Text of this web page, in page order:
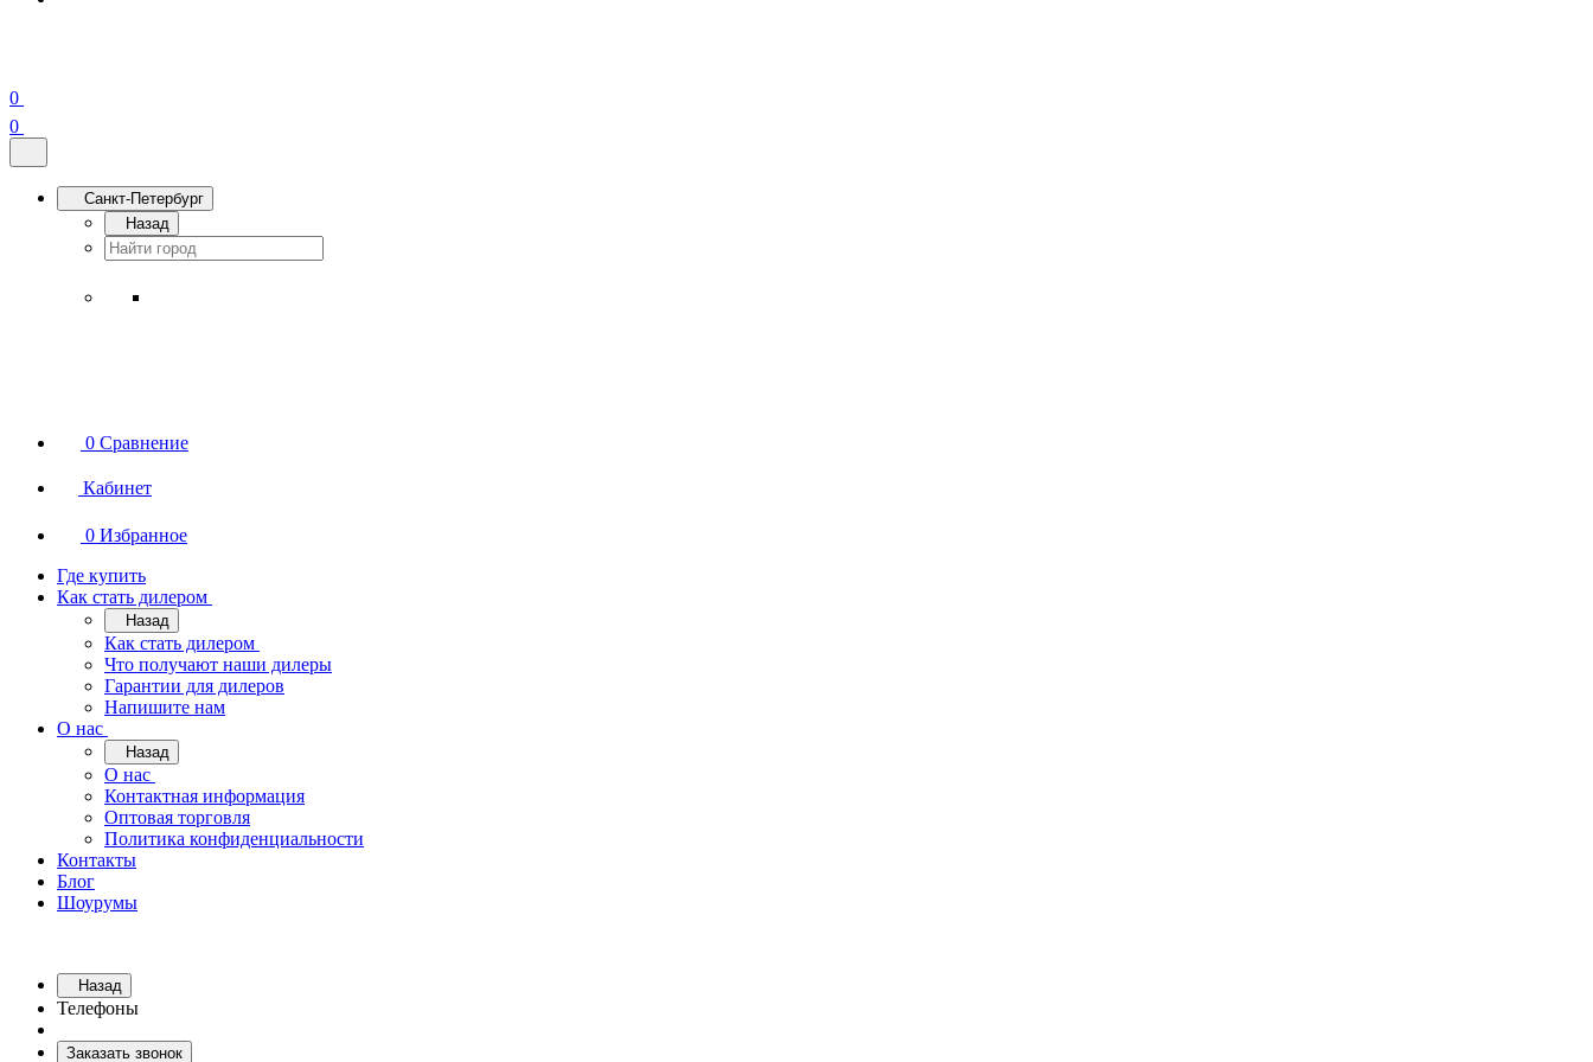
0
0
Санкт-Петербург
Назад
0 Сравнение
Кабинет
0 Избранное
Где купить
Как стать дилером
Назад
Как стать дилером
Что получают наши дилеры
Гарантии для дилеров
Напишите нам
О нас
Назад
О нас
Контактная информация
Оптовая торговля
Политика конфиденциальности
Контакты
Блог
Шоурумы
Назад
Телефоны
Заказать звонок